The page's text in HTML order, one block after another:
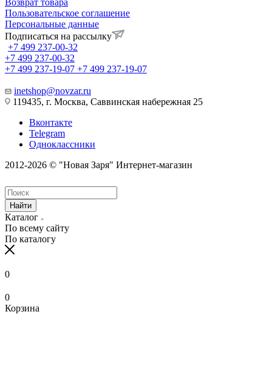
Пользовательское соглашение
Персональные данные
Подписаться на рассылку
+7 499 237-00-32
+7 499 237-00-32
+7 499 237-19-07 +7 499 237-19-07
inetshop@novzar.ru
119435, г. Москва, Саввинская набережная 25
Вконтакте
Telegram
Одноклассники
2012-2026 © "Новая Заря" Интернет-магазин
Найти
Каталог
По всему сайту
По каталогу
0
0
Корзина